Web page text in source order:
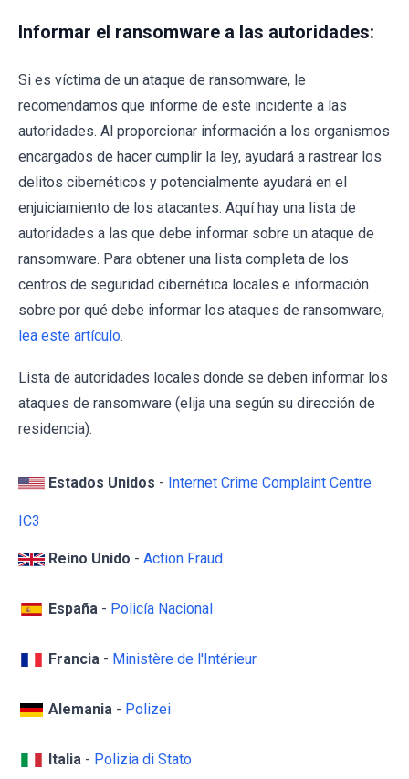
Informar el ransomware a las autoridades:
Si es víctima de un ataque de ransomware, le
recomendamos que informe de este incidente a las
autoridades. Al proporcionar información a los organismos
encargados de hacer cumplir la ley, ayudará a rastrear los
delitos cibernéticos y potencialmente ayudará en el
enjuiciamiento de los atacantes. Aquí hay una lista de
autoridades a las que debe informar sobre un ataque de
ransomware. Para obtener una lista completa de los
centros de seguridad cibernética locales e información
sobre por qué debe informar los ataques de ransomware,
lea este artículo.
Lista de autoridades locales donde se deben informar los
ataques de ransomware (elija una según su dirección de
residencia):
Estados Unidos - Internet Crime Complaint Centre
IC3
Reino Unido - Action Fraud
España - Policía Nacional
Francia - Ministère de l'Intérieur
Alemania - Polizei
Italia - Polizia di Stato